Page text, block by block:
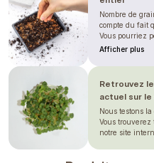
Nombre de
compte du fait
Vous pourriez
Afficher plus
Retrouvez
actuel sur
Nous testons
Vous
notre site